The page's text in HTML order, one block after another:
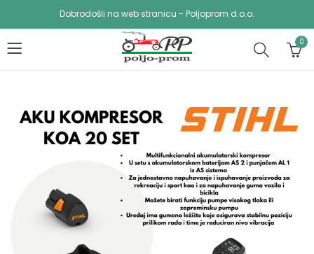
Dobrodošli na web stranicu - Poljoprom d.o.o.
0